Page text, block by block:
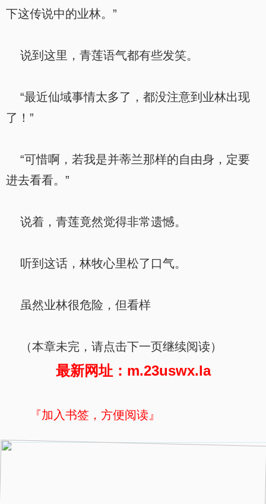
下这传说中的业林。”
说到这里，青莲语气都有些发笑。
“最近仙域事情太多了，都没注意到业林出现
了！”
“可惜啊，若我是并蒂兰那样的自由身，定要
进去看看。”
说着，青莲竟然觉得非常遗憾。
听到这话，林牧心里松了口气。
虽然业林很危险，但看样
（本章未完，请点击下一页继续阅读）
最新网址：m.23uswx.la
『加入书签，方便阅读』